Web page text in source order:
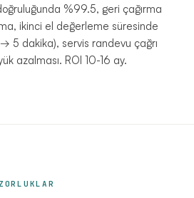
%99.5, geri çağırma
ikinci el değerleme süresinde
5 dakika), servis randevu çağrı
azalması. ROI 10-16 ay.